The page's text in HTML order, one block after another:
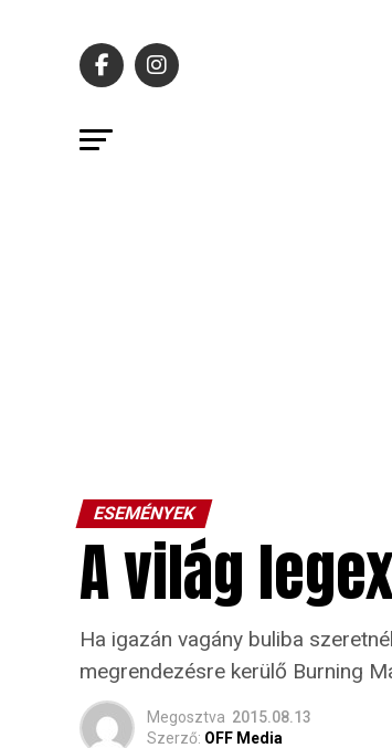
ESEMÉNYEK
A világ
Ha igazán vagány buliba
megrendezésre kerülő Burning
Megosztva 2015.08.13
Szerző: OFF Media